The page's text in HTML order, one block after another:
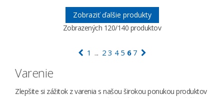
Zobraziť ďalšie produkty
Zobrazených 120/140 produktov
1 ... 2 3 4 5 6 7
Varenie
Zlepšite si zážitok z varenia s našou širokou ponukou produktov